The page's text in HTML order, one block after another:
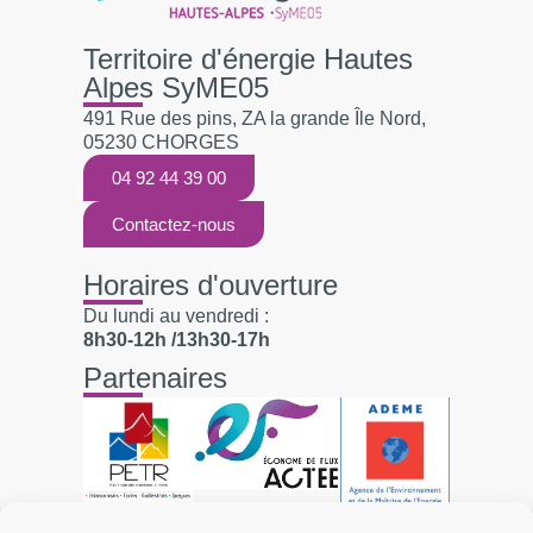
Territoire d'énergie Hautes
Alpes SyME05
491 Rue des pins, ZA la grande Île Nord,
05230 CHORGES
04 92 44 39 00
Contactez-nous
Horaires d'ouverture
Du lundi au vendredi :
8h30-12h /13h30-17h
Partenaires